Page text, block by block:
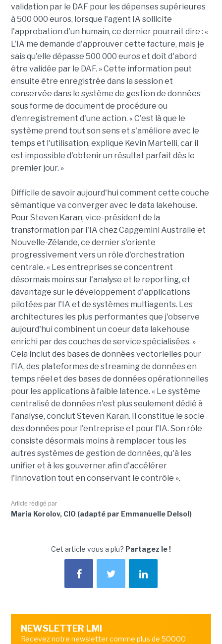
validation par le DAF pour les dépenses supérieures
à 500 000 euros, lorsque l'agent IA sollicite
l'approbation d'un humain, ce dernier pourrait dire : «
L'IA me demande d'approuver cette facture, mais je
sais qu'elle dépasse 500 000 euros et doit d'abord
être validée par le DAF. » Cette information peut
ensuite être enregistrée dans la session et
conservée dans le système de gestion de données
sous forme de document de procédure ou
d'enregistrement d'une action. « C'est là que le
système prend tout son sens et s'améliore avec le
temps et l'utilisation, explique Kevin Martelli, car il
est impossible d'obtenir un résultat parfait dès le
premier jour. »
Difficile de savoir aujourd'hui comment cette couche
sémantique va converger avec le data lakehouse.
Pour Steven Karan, vice-président de la
transformation par l'IA chez Capgemini Australie et
Nouvelle-Zélande, ce dernier s'oriente
progressivement vers un rôle d'orchestration
centrale. « Les entreprises se concentrent
désormais moins sur l'analyse et le reporting, et
davantage sur le développement d'applications
pilotées par l'IA et de systèmes multiagents. Les
architectures les plus performantes que j'observe
aujourd'hui combinent un coeur data lakehouse
enrichi par des couches de service spécialisées. »
Cela inclut des bases de données vectorielles pour
l'IA, des plateformes de streaming de données en
temps réel et des bases de données opérationnelles
pour les applications à faible latence. « Le système
centralisé de données n'est plus seulement dédié à
l'analyse, conclut Steven Karan. Il constitue le socle
des données pour l'entreprise et pour l'IA. Son rôle
consiste désormais moins à remplacer tous les
autres systèmes de gestion de données, qu'à les
unifier et à les gouverner afin d'accélérer
l'innovation tout en conservant le contrôle ».
Article rédigé par
Maria Korolov, CIO (adapté par Emmanuelle Delsol)
Cet article vous a plu? Partagez le !
NEWSLETTER LMI
Recevez notre newsletter comme plus de 50000